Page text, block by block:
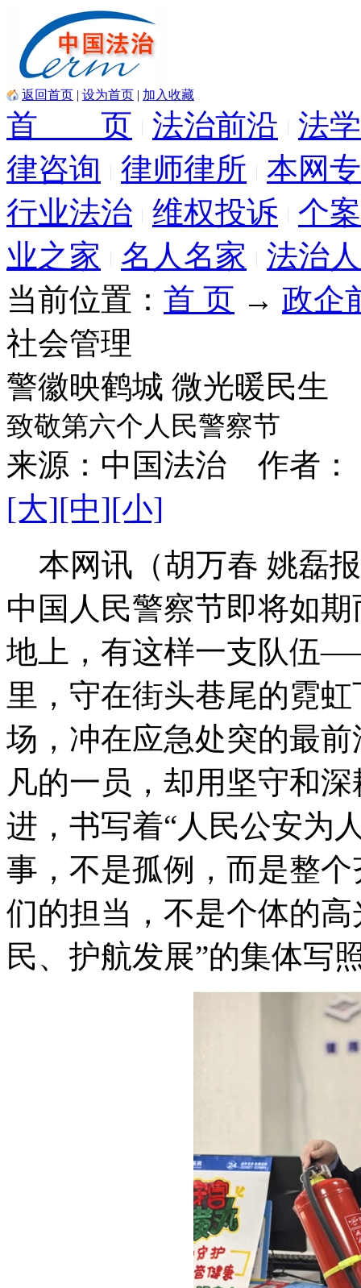
返回首页 | 设为首页 | 加入收藏
首 页 法治前沿
法
律咨询
律师律所
本网
行业法治 维权投诉
个
业之家
名人名家
法治
当前位置： 首 页 → 政企
社会管理
警徽映鹤城 微光暖民生
致敬第六个人民警察节
来源： 中国法治 作者：
[大][中][小]
本网讯（胡万春 姚磊
中国人民警察节即将如
地上，有这样一支队伍
里，守在街头巷尾的霓
场，冲在应急处突的最
凡的一员，却用坚守和
进，书写着“人民公安为
事，不是孤例，而是整
们的担当，不是个体的
民、护航发展”的集体写